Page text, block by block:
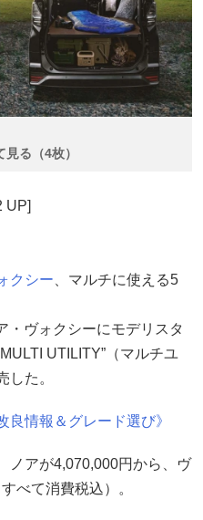
る（4枚）
UP]
クシー 、マルチに使える5
・ヴォクシーにモデリスタ
UTILITY”（マルチユ
した。
情報＆グレード選び》
ノアが4,070,000円から、ヴ
べて消費税込）。